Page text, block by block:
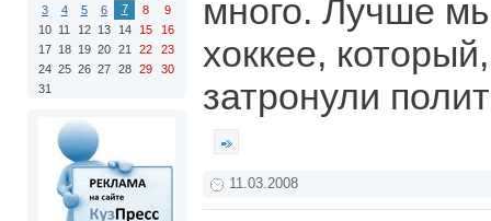
3
4 5 6 7 8
9
10 11 12 13 14 15
16
17 18 19 20 21 22
23
24 25 26 27 28 29
30
31
много. Лучше
хоккее,
затронули
11.03.2008